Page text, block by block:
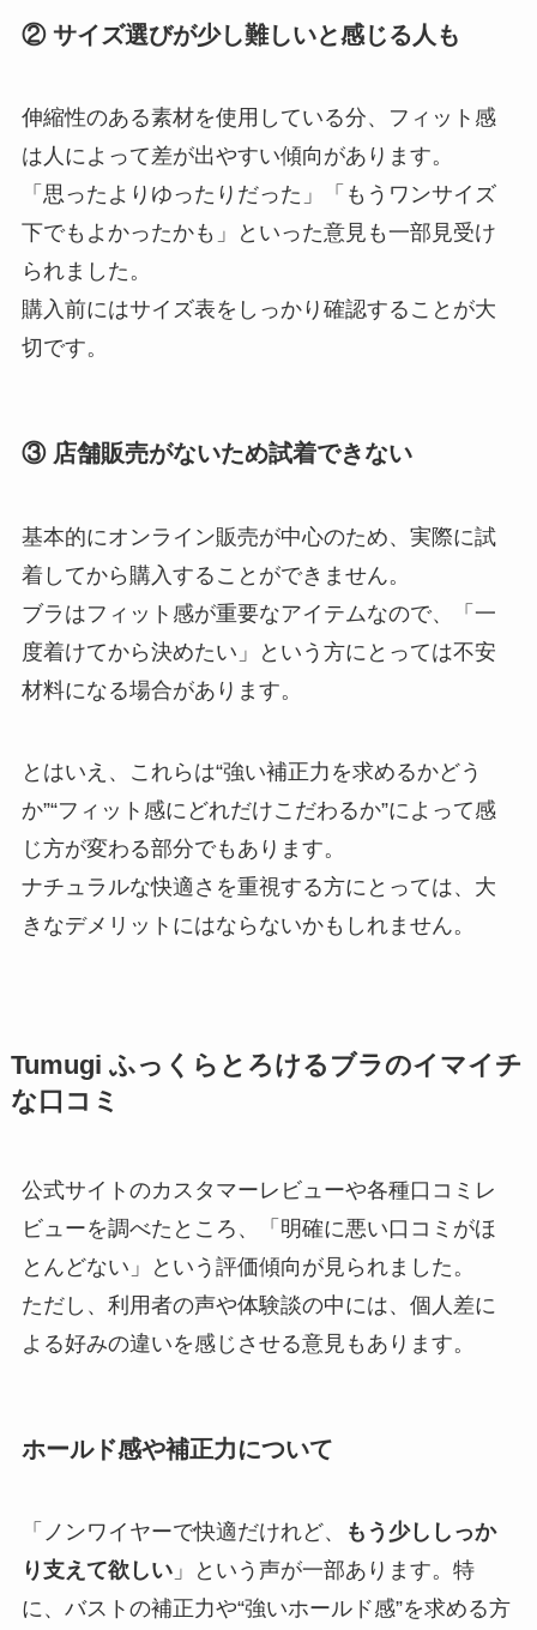
② サイズ選びが少し難しいと感じる人も
伸縮性のある素材を使用している分、フィット感
は人によって差が出やすい傾向があります。
「思ったよりゆったりだった」「もうワンサイズ
下でもよかったかも」といった意見も一部見受け
られました。
購入前にはサイズ表をしっかり確認することが大
切です。
③ 店舗販売がないため試着できない
基本的にオンライン販売が中心のため、実際に試
着してから購入することができません。
ブラはフィット感が重要なアイテムなので、「一
度着けてから決めたい」という方にとっては不安
材料になる場合があります。
とはいえ、これらは“強い補正力を求めるかどう
か”“フィット感にどれだけこだわるか”によって感
じ方が変わる部分でもあります。
ナチュラルな快適さを重視する方にとっては、大
きなデメリットにはならないかもしれません。
Tumugi ふっくらとろけるブラのイマイチ
な口コミ
公式サイトのカスタマーレビューや各種口コミレ
ビューを調べたところ、「明確に悪い口コミがほ
とんどない」という評価傾向が見られました。
ただし、利用者の声や体験談の中には、個人差に
よる好みの違いを感じさせる意見もあります。
ホールド感や補正力について
「ノンワイヤーで快適だけれど、
もう少ししっか
り支えて欲しい」という声が一部あります。特
に、バストの補正力や“強いホールド感”を求める方